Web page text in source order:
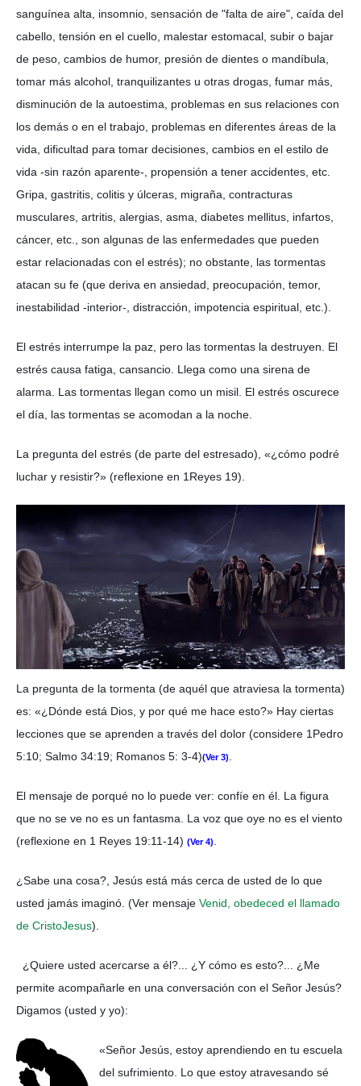
sanguínea alta, insomnio, sensación de "falta de aire", caída del
cabello, tensión en el cuello, malestar estomacal, subir o bajar
de peso, cambios de humor, presión de dientes o mandíbula,
tomar más alcohol, tranquilizantes u otras drogas, fumar más,
disminución de la autoestima, problemas en sus relaciones con
los demás o en el trabajo, problemas en diferentes áreas de la
vida, dificultad para tomar decisiones, cambios en el estilo de
vida -sin razón aparente-, propensión a tener accidentes, etc.
Gripa, gastritis, colitis y úlceras, migraña, contracturas
musculares, artritis, alergias, asma, diabetes mellitus, infartos,
cáncer, etc., son algunas de las enfermedades que pueden
estar relacionadas con el estrés); no obstante, las tormentas
atacan su fe (que deriva en ansiedad, preocupación, temor,
inestabilidad -interior-, distracción, impotencia espiritual, etc.).
El estrés interrumpe la paz, pero las tormentas la destruyen. El
estrés causa fatiga, cansancio. Llega como una sirena de
alarma. Las tormentas llegan como un misil. El estrés oscurece
el día, las tormentas se acomodan a la noche.
La pregunta del estrés (de parte del estresado), «¿cómo podré
luchar y resistir?» (reflexione en 1Reyes 19).
La pregunta de la tormenta (de aquél que atraviesa la tormenta)
es: «¿Dónde está Dios, y por qué me hace esto?» Hay ciertas
lecciones que se aprenden a través del dolor (considere 1Pedro
5:10; Salmo 34:19; Romanos 5: 3-4)(Ver 3).
El mensaje de porqué no lo puede ver: confíe en él. La figura
que no se ve no es un fantasma. La voz que oye no es el viento
(reflexione en 1 Reyes 19:11-14) (Ver 4).
¿Sabe una cosa?, Jesús está más cerca de usted de lo que
usted jamás imaginó. (Ver mensaje Venid, obedeced el llamado
de CristoJesus).
¿Quiere usted acercarse a él?... ¿Y cómo es esto?... ¿Me
permite acompañarle en una conversación con el Señor Jesús?
Digamos (usted y yo):
«Señor Jesús, estoy aprendiendo en tu escuela
del sufrimiento. Lo que estoy atravesando sé